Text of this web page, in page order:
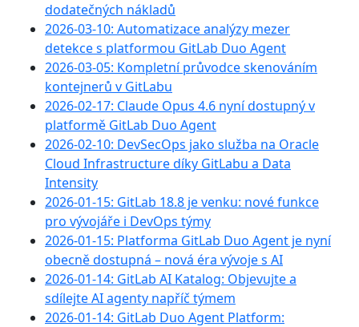
dodatečných nákladů
2026-03-10: Automatizace analýzy mezer
detekce s platformou GitLab Duo Agent
2026-03-05: Kompletní průvodce skenováním
kontejnerů v GitLabu
2026-02-17: Claude Opus 4.6 nyní dostupný v
platformě GitLab Duo Agent
2026-02-10: DevSecOps jako služba na Oracle
Cloud Infrastructure díky GitLabu a Data
Intensity
2026-01-15: GitLab 18.8 je venku: nové funkce
pro vývojáře i DevOps týmy
2026-01-15: Platforma GitLab Duo Agent je nyní
obecně dostupná – nová éra vývoje s AI
2026-01-14: GitLab AI Katalog: Objevujte a
sdílejte AI agenty napříč týmem
2026-01-14: GitLab Duo Agent Platform: